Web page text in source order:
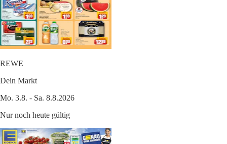
REWE
Dein Markt
Mo. 3.8. - Sa. 8.8.2026
Nur noch heute gültig